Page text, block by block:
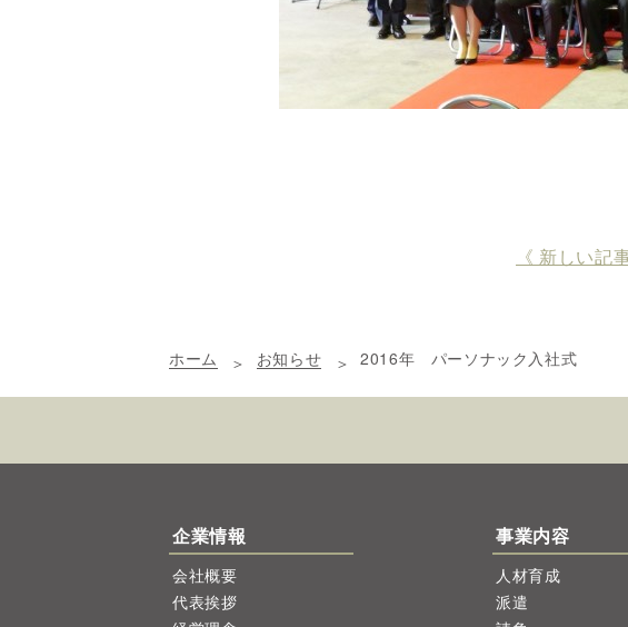
《 新しい記
ホーム お知らせ 2016年 パーソナック入社式
企業情報
会社概要
代表挨拶
事業内容
人材育成
派遣